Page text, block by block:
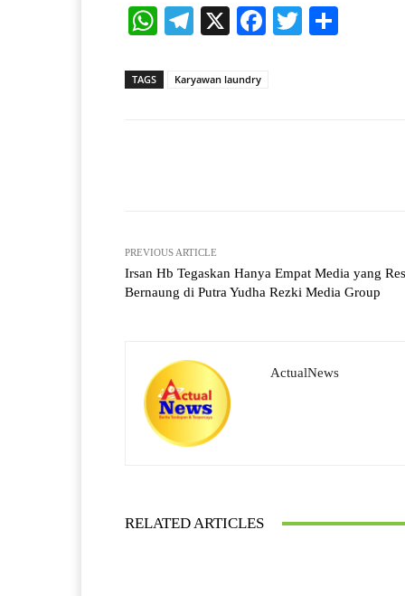
W
ts
Te
gr
X
Fa
T
TAGS Karyawan laundry
PREVIOUS ARTICLE
Irsan Hb Tegaskan Hanya Empat Media yang
Bernaung di Putra Yudha Rezki Media Group
ActualNews
RELATED ARTICLES